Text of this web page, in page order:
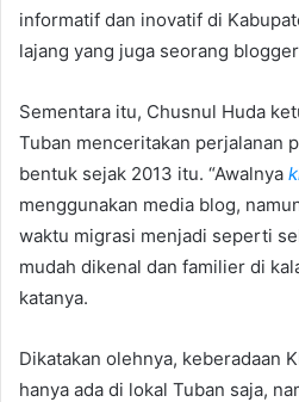
informatif dan inovatif di
lajang yang juga seorang
Sementara itu, Chusnul Huda
Tuban menceritakan perjalanan
bentuk sejak 2013 itu. “Awalnya
menggunakan media blog,
waktu migrasi menjadi seperti
mudah dikenal dan familier di
katanya.
Dikatakan olehnya, keberadaan
hanya ada di lokal Tuban saja,